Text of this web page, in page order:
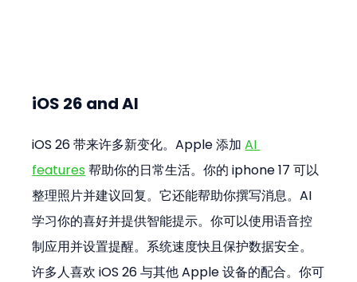
iOS 26 and AI
iOS 26 带来许多新变化。Apple 添加 AI
features 帮助你的日常生活。你的 iphone 17 可以
整理照片并建议回复。它还能帮助你撰写消息。AI
学习你的喜好并提供智能提示。你可以使用语音控
制应用并设置提醒。系统速度快且保护数据安全。
许多人喜欢 iOS 26 与其他 Apple 设备的配合。你可